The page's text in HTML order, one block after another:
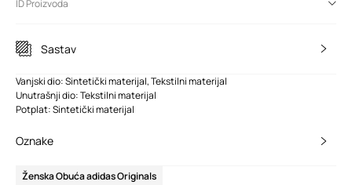
ID Proizvoda
Sastav
Vanjski dio: Sintetički materijal, Tekstilni materijal
Unutrašnji dio: Tekstilni materijal
Potplat: Sintetički materijal
Oznake
Ženska Obuća adidas Originals